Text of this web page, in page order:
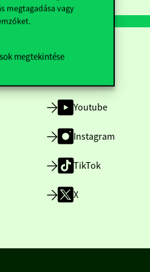
megtagadása vagy
megtekintése
Youtube
Instagram
TikTok
X